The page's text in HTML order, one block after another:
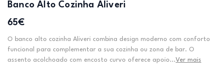
Banco Alto Cozinha Aliveri
65€
O banco alto cozinha Aliveri combina design moderno com conforto
funcional para complementar a sua cozinha ou zona de bar. O
assento acolchoado com encosto curvo oferece apoio...Ver mais